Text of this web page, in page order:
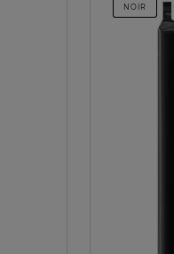
NOIR